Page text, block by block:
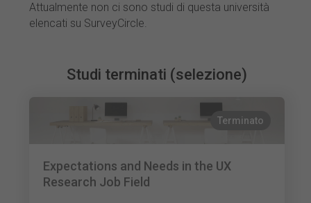
Attualmente non ci sono studi di questa università
elencati su SurveyCircle.
Studi terminati (selezione)
Terminato
Expectations and Needs in the UX
Research Job Field